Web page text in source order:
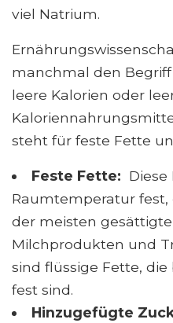
viel Natrium.
manchmal den Begriff
leere Kalorien oder
steht für feste Fette
Feste Fette: Diese
Raumtemperatur
der meisten
Milchprodukten und
sind flüssige Fette,
fest sind.
Hinzugefügte